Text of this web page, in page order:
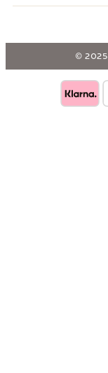
© 2025